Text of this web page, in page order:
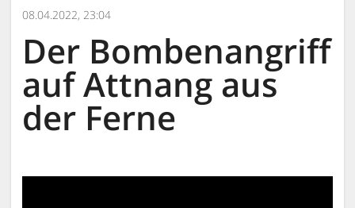
08.04.2022, 23:04
Der Bombenangriff
auf Attnang aus
der Ferne